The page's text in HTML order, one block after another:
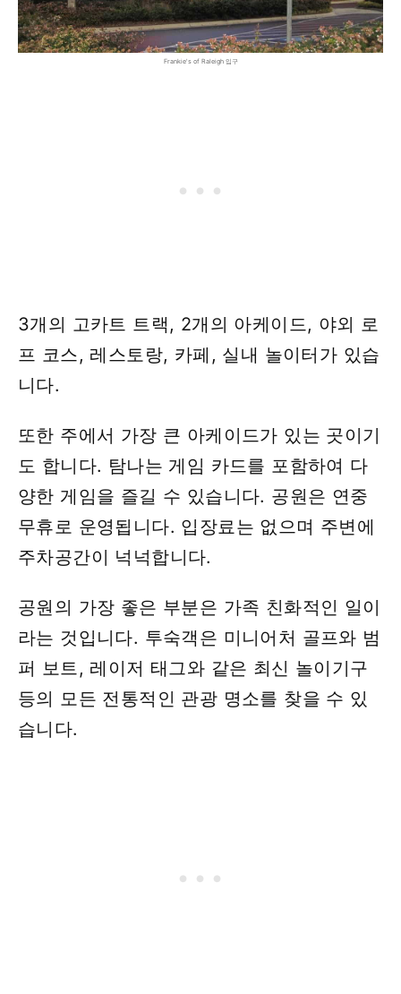
Frankie's of Raleigh 입구
3개의 고카트 트랙, 2개의 아케이드, 야외 로
프 코스, 레스토랑, 카페, 실내 놀이터가 있습
니다.
또한 주에서 가장 큰 아케이드가 있는 곳이기
도 합니다. 탐나는 게임 카드를 포함하여 다
양한 게임을 즐길 수 있습니다. 공원은 연중
무휴로 운영됩니다. 입장료는 없으며 주변에
주차공간이 넉넉합니다.
공원의 가장 좋은 부분은 가족 친화적인 일이
라는 것입니다. 투숙객은 미니어처 골프와 범
퍼 보트, 레이저 태그와 같은 최신 놀이기구
등의 모든 전통적인 관광 명소를 찾을 수 있
습니다.